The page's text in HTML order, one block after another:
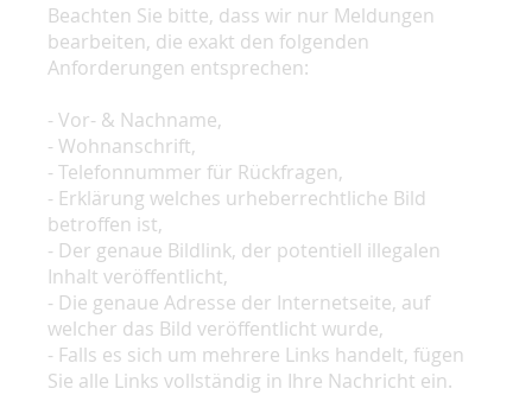
Beachten Sie bitte, dass wir nur Meldungen
bearbeiten, die exakt den folgenden
Anforderungen entsprechen:
- Vor- & Nachname,
- Wohnanschrift,
- Telefonnummer für Rückfragen,
- Erklärung welches urheberrechtliche Bild
betroffen ist,
- Der genaue Bildlink, der potentiell illegalen
Inhalt veröffentlicht,
- Die genaue Adresse der Internetseite, auf
welcher das Bild veröffentlicht wurde,
- Falls es sich um mehrere Links handelt, fügen
Sie alle Links vollständig in Ihre Nachricht ein.